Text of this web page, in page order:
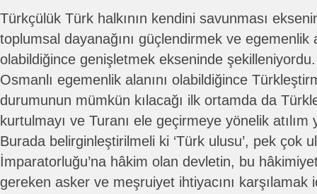
Türkçülük Türk halkının kendini savunması
toplumsal dayanağını güçlendirmek ve egemenlik
olabildiğince genişletmek ekseninde
Osmanlı egemenlik alanını olabildiğince
durumunun mümkün kılacağı ilk ortamda da
kurtulmayı ve Turanı ele geçirmeye yönelik
Burada belirginleştirilmeli ki ‘Türk ulusu’, pek çok
İmparatorluğu’na hâkim olan devletin, bu
gereken asker ve meşruiyet ihtiyacını karşılamak